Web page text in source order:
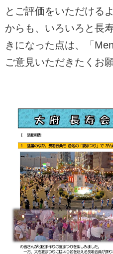
とご評価をいただける
からも、いろいろと長
きになった点は、「
ご意見いただきたくお